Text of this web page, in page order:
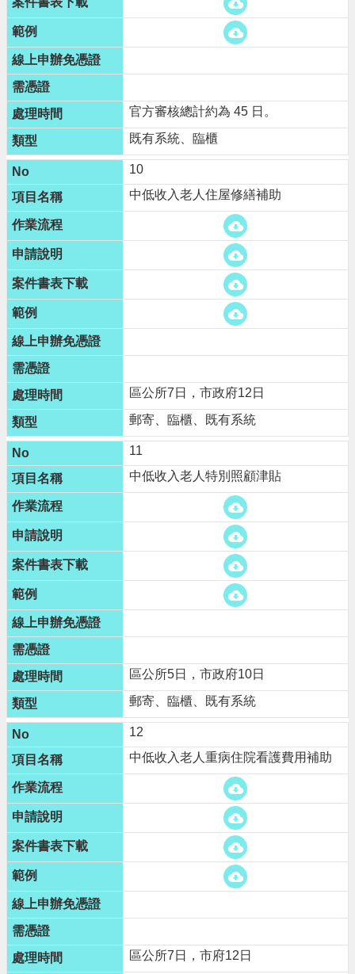
官方審核總計約為 45 日。
既有系統、臨櫃
10
中低收入老人住屋修繕補助
區公所7日，市政府12日
郵寄、臨櫃、既有系統
11
中低收入老人特別照顧津貼
區公所5日，市政府10日
郵寄、臨櫃、既有系統
12
中低收入老人重病住院看護費用補助
區公所7日，市府12日